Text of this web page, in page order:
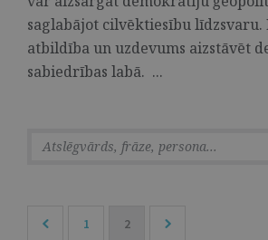
saglabājot cilvēktiesību
atbildība un uzdevums aizstāvēt
sabiedrības labā. ...
1 2